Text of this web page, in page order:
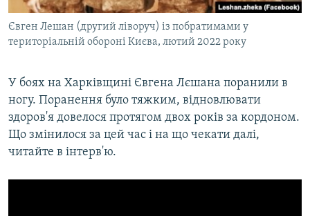
Євген Лешан (другий ліворуч) із побратимами у
територіальній обороні Києва, лютий 2022 року
У боях на Харківщині Євгена Лєшана поранили в
ногу. Поранення було тяжким, відновлювати
здоров'я довелося протягом двох років за кордоном.
Що змінилося за цей час і на що чекати далі,
читайте в інтерв'ю.